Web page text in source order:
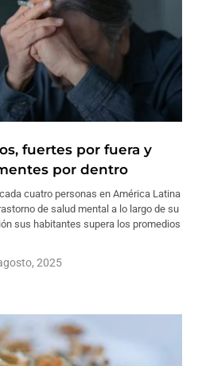
fuertes por fuera y
por dentro
cuatro personas en América Latina
de salud mental a lo largo de su
sus habitantes supera los promedios
2025